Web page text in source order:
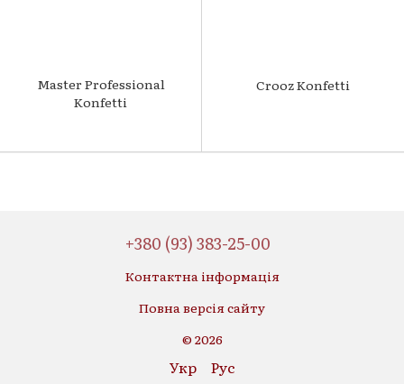
Master Professional
Konfetti
Crooz Konfetti
+380 (93) 383-25-00
Контактна інформація
Повна версія сайту
© 2026
Укр Рус